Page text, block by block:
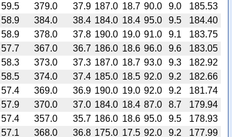
59.5 379.0 37.9 187.0 18.7 90.0 9.0
185.53
58.9 384.0 38.4 184.0 18.4 95.0 9.5
184.40
58.9 378.0 37.8 190.0 19.0 91.0 9.1
183.75
57.7 367.0 36.7 186.0 18.6 96.0 9.6
183.05
58.3 373.0 37.3 187.0 18.7 93.0 9.3
182.92
58.5 374.0 37.4 185.0 18.5 92.0 9.2
182.66
57.4 369.0 36.9 190.0 19.0 92.0 9.2
181.74
57.9 370.0 37.0 184.0 18.4 87.0 8.7
179.94
57.4 357.0 35.7 186.0 18.6 95.0 9.5
178.93
57.1 368.0 36.8 175.0 17.5 92.0 9.2 177.99